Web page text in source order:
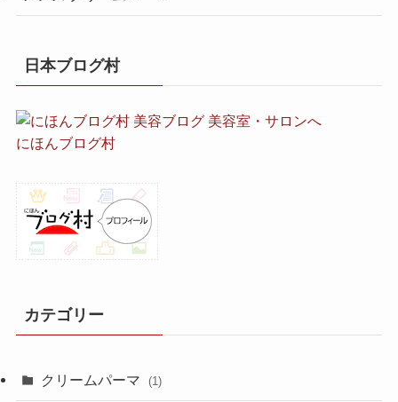
日本ブログ村
にほんブログ村
カテゴリー
クリームパーマ (1)